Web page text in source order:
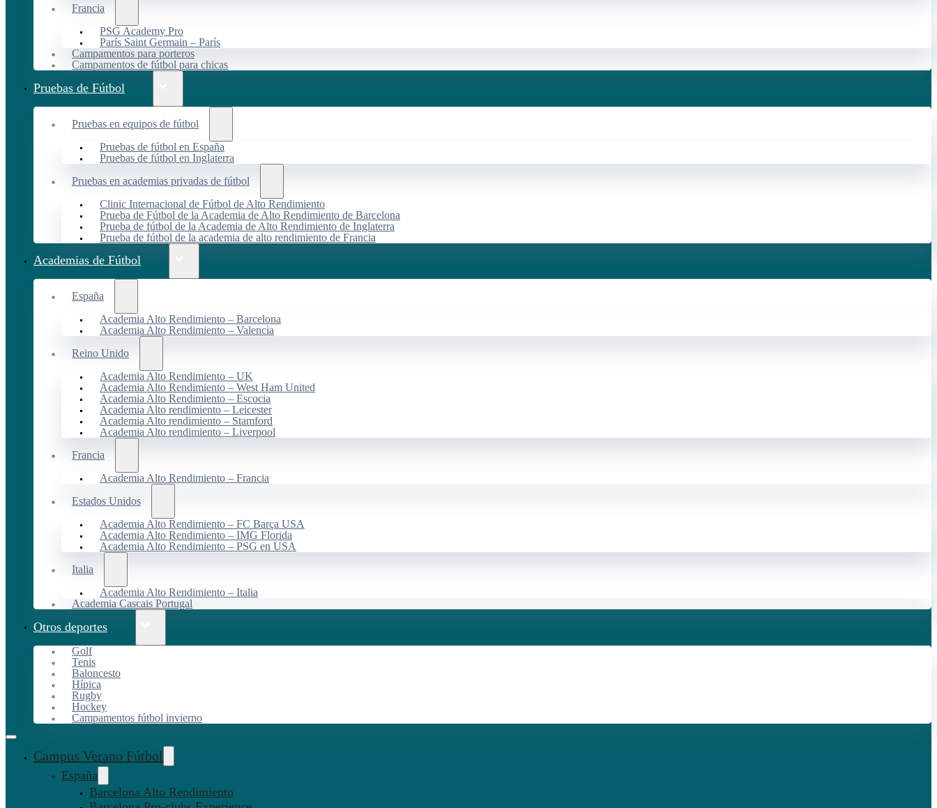
Francia
PSG Academy Pro
París Saint Germain – París
Campamentos para porteros
Campamentos de fútbol para chicas
Pruebas de Fútbol
Pruebas en equipos de fútbol
Pruebas de fútbol en España
Pruebas de fútbol en Inglaterra
Pruebas en academias privadas de fútbol
Clinic Internacional de Fútbol de Alto Rendimiento
Prueba de Fútbol de la Academia de Alto Rendimiento de Barcelona
Prueba de fútbol de la Academia de Alto Rendimiento de Inglaterra
Prueba de fútbol de la academia de alto rendimiento de Francia
Academias de Fútbol
España
Academia Alto Rendimiento – Barcelona
Academia Alto Rendimiento – Valencia
Reino Unido
Academia Alto Rendimiento – UK
Academia Alto Rendimiento – West Ham United
Academia Alto Rendimiento – Escocia
Academia Alto rendimiento – Leicester
Academia Alto rendimiento – Stamford
Academia Alto rendimiento – Liverpool
Francia
Academia Alto Rendimiento – Francia
Estados Unidos
Academia Alto Rendimiento – FC Barça USA
Academia Alto Rendimiento – IMG Florida
Academia Alto Rendimiento – PSG en USA
Italia
Academia Alto Rendimiento – Italia
Academia Cascais Portugal
Otros deportes
Golf
Tenis
Baloncesto
Hípica
Rugby
Hockey
Campamentos fútbol invierno
Campus Verano Fútbol
España
Barcelona Alto Rendimiento